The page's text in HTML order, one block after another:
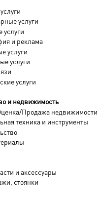
услуги
услуги
и реклама
услуги
услуги
услуги
и недвижимость
Продажа недвижимости
техника и инструменты
и аксессуары
стоянки
ссылка на сайт обязательна.